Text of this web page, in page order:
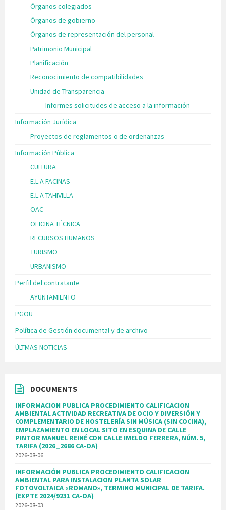
Órganos colegiados
Órganos de gobierno
Órganos de representación del personal
Patrimonio Municipal
Planificación
Reconocimiento de compatibilidades
Unidad de Transparencia
Informes solicitudes de acceso a la información
Información Jurídica
Proyectos de reglamentos o de ordenanzas
Información Pública
CULTURA
E.L.A FACINAS
E.L.A TAHIVILLA
OAC
OFICINA TÉCNICA
RECURSOS HUMANOS
TURISMO
URBANISMO
Perfil del contratante
AYUNTAMIENTO
PGOU
Política de Gestión documental y de archivo
ÚLTMAS NOTICIAS
DOCUMENTS
INFORMACION PUBLICA PROCEDIMIENTO CALIFICACION
AMBIENTAL ACTIVIDAD RECREATIVA DE OCIO Y DIVERSIÓN Y
COMPLEMENTARIO DE HOSTELERÍA SIN MÚSICA (SIN COCINA),
EMPLAZAMIENTO EN LOCAL SITO EN ESQUINA DE CALLE
PINTOR MANUEL REINÉ CON CALLE IMELDO FERRERA, NÚM. 5,
TARIFA (2026_2686 CA-OA)
2026-08-06
INFORMACIÓN PUBLICA PROCEDIMIENTO CALIFICACION
AMBIENTAL PARA INSTALACION PLANTA SOLAR
FOTOVOLTAICA «ROMANO», TERMINO MUNICIPAL DE TARIFA.
(EXPTE 2024/9231 CA-OA)
2026-08-03